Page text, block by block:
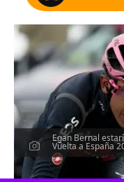
Egan Bernal
Vuelta a España